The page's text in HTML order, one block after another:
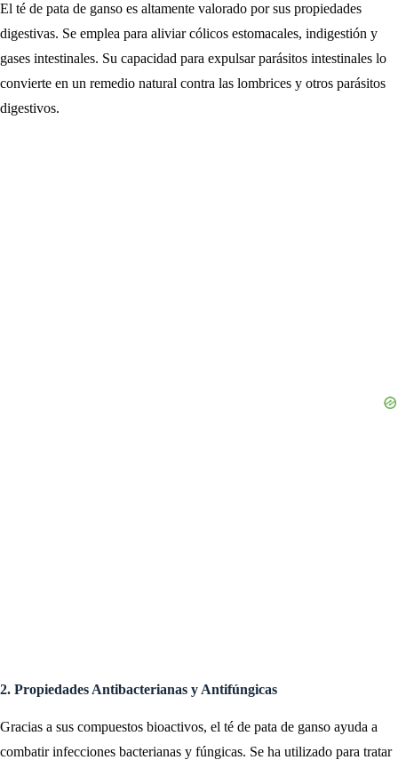
El té de pata de ganso es altamente valorado por sus propiedades
digestivas. Se emplea para aliviar cólicos estomacales, indigestión y
gases intestinales. Su capacidad para expulsar parásitos intestinales lo
convierte en un remedio natural contra las lombrices y otros parásitos
digestivos.
2. Propiedades Antibacterianas y Antifúngicas
Gracias a sus compuestos bioactivos, el té de pata de ganso ayuda a
combatir infecciones bacterianas y fúngicas. Se ha utilizado para tratar